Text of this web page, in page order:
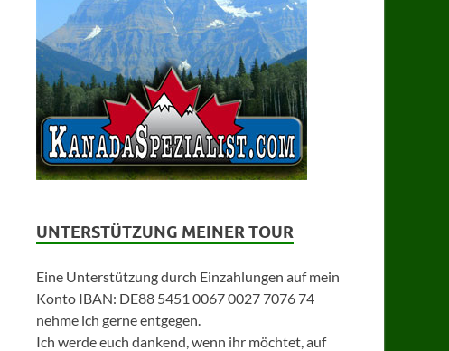
UNTERSTÜTZUNG MEINER TOUR
Eine Unterstützung durch Einzahlungen auf mein
Konto IBAN: DE88 5451 0067 0027 7076 74
nehme ich gerne entgegen.
Ich werde euch dankend, wenn ihr möchtet, auf